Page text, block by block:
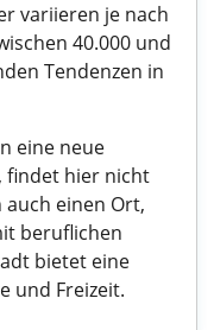
variieren je nach
40.000 und
Tendenzen in
eine neue
findet hier nicht
einen Ort,
beruflichen
bietet eine
und Freizeit.